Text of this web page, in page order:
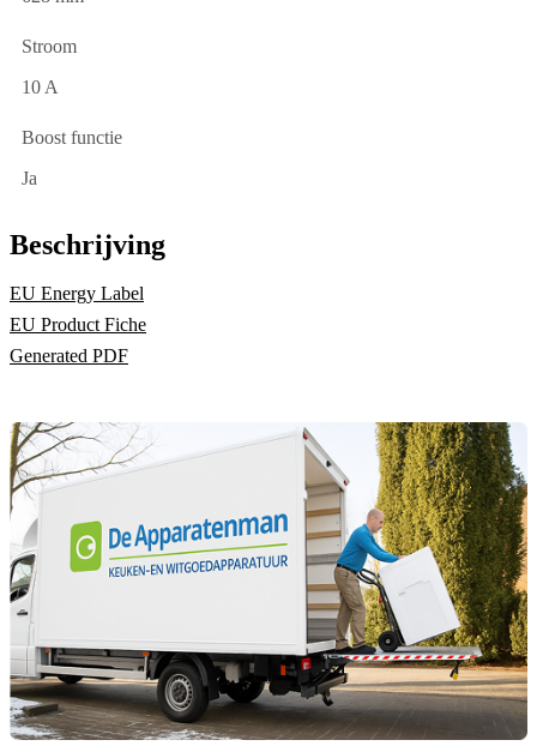
Stroom
10 A
Boost functie
Ja
Beschrijving
EU Energy Label
EU Product Fiche
Generated PDF